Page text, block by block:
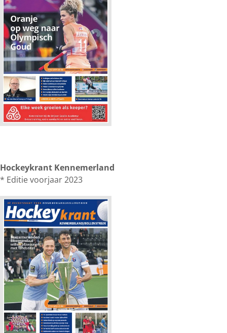
Hockeykrant Kennemerland
* Editie voorjaar 2023